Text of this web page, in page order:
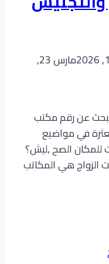
مارس 23,
تبحث عن رقم مكتب
في مواضيع
للمكان الصح ,ليش؟
الزواج هي المكاتب